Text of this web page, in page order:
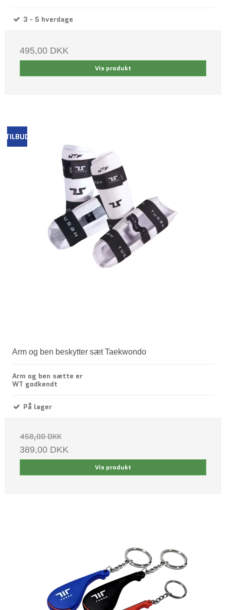
3 - 5 hverdage
495,00 DKK
Vis produkt
TILBUD
Arm og ben beskytter sæt Taekwondo
Arm og ben sætte er
WT godkendt
På lager
458,00 DKK
389,00 DKK
Vis produkt